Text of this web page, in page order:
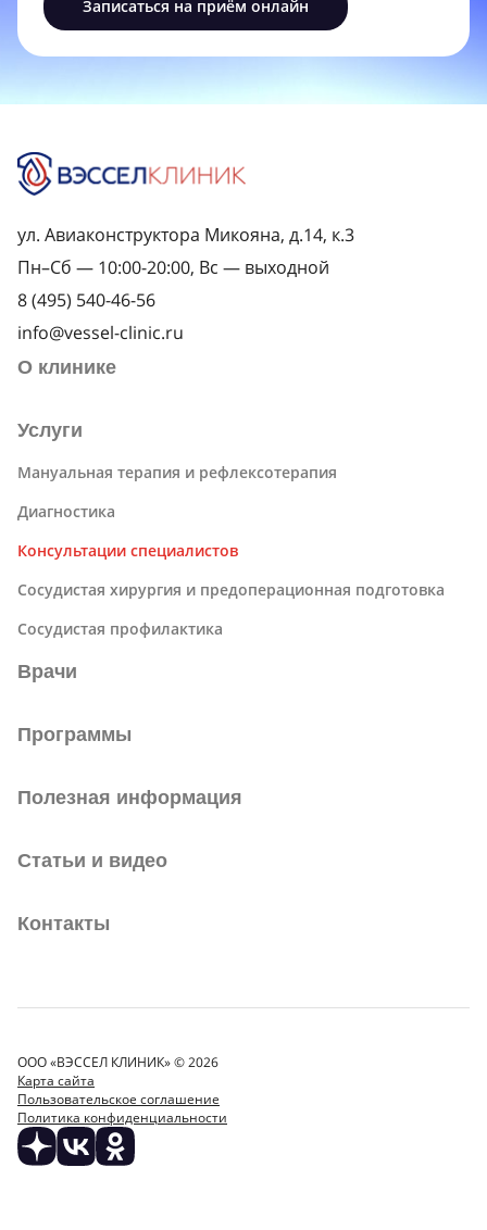
ул. Авиаконструктора Микояна, д.14, к.3
Пн–Сб — 10:00-20:00, Вс — выходной
8 (495) 540-46-56
info@vessel-clinic.ru
О клинике
Услуги
Мануальная терапия и рефлексотерапия
Диагностика
Консультации специалистов
Сосудистая хирургия и предоперационная подготовка
Сосудистая профилактика
Врачи
Программы
Полезная информация
Статьи и видео
Контакты
ООО «ВЭССЕЛ КЛИНИК» © 2026
Карта сайта
Пользовательское соглашение
Политика конфиденциальности